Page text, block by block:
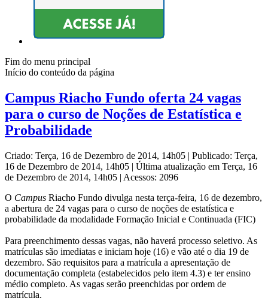
Fim do menu principal
Início do conteúdo da página
Campus Riacho Fundo oferta 24 vagas
para o curso de Noções de Estatística e
Probabilidade
Criado: Terça, 16 de Dezembro de 2014, 14h05 | Publicado: Terça,
16 de Dezembro de 2014, 14h05 | Última atualização em Terça, 16
de Dezembro de 2014, 14h05 | Acessos: 2096
O Campus Riacho Fundo divulga nesta terça-feira, 16 de dezembro,
a abertura de 24 vagas para o curso de noções de estatística e
probabilidade da modalidade Formação Inicial e Continuada (FIC)
Para preenchimento dessas vagas, não haverá processo seletivo. As
matrículas são imediatas e iniciam hoje (16) e vão até o dia 19 de
dezembro. São requisitos para a matrícula a apresentação de
documentação completa (estabelecidos pelo item 4.3) e ter ensino
médio completo. As vagas serão preenchidas por ordem de
matrícula.